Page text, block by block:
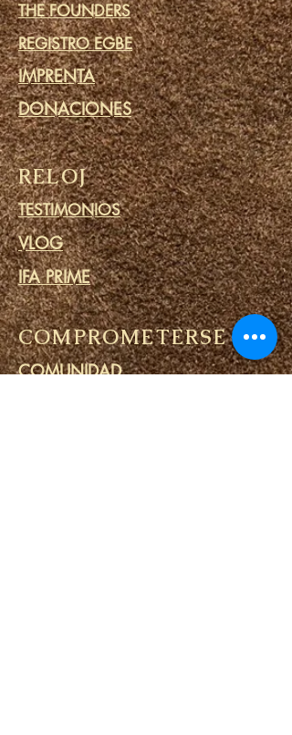
THE FOUNDERS
REGISTRO EGBE
IMPRENTA
DONACIONES
RELOJ
TESTIMONIOS
VLOG
IFA PRIME
COMPROMETERSE
COMUNIDAD